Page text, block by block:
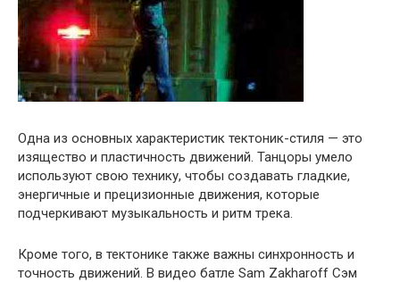
Одна из основных характеристик тектоник-стиля — это
изящество и пластичность движений. Танцоры умело
используют свою технику, чтобы создавать гладкие,
энергичные и прецизионные движения, которые
подчеркивают музыкальность и ритм трека.
Кроме того, в тектонике также важны синхронность и
точность движений. В видео батле Sam Zakharoff Сэм